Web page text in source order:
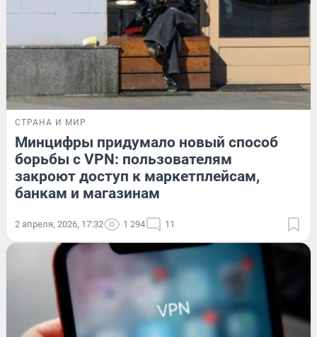
СТРАНА И МИР
Минцифры придумало новый способ
борьбы с VPN: пользователям
закроют доступ к маркетплейсам,
банкам и магазинам
2 апреля, 2026, 17:32 1 294 11